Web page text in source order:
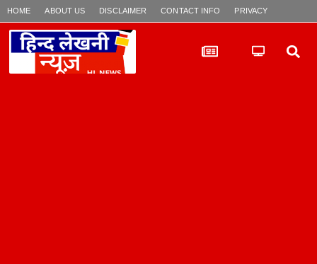
HOME ABOUT US DISCLAIMER CONTACT INFO PRIVACY POLICY